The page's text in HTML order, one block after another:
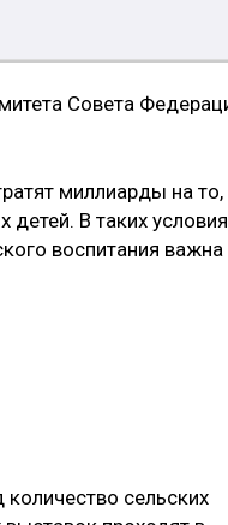
Совета
миллиарды на то,
В таких
воспитания важна
сельских